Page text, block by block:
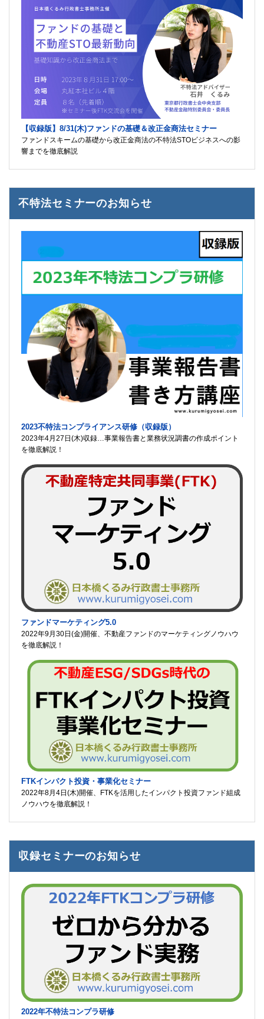
【収録版】8/31(木)ファンドの基礎＆改正金商法セミナー
ファンドスキームの基礎から改正金商法の不特法STOビジネスへの影
響までを徹底解説
不特法セミナーのお知らせ
2023不特法コンプライアンス研修（収録版）
2023年4月27日(木)収録…事業報告書と業務状況調書の作成ポイント
を徹底解説！
ファンドマーケティング5.0
2022年9月30日(金)開催、不動産ファンドのマーケティングノウハウ
を徹底解説！
FTKインパクト投資・事業化セミナー
2022年8月4日(木)開催、FTKを活用したインパクト投資ファンド組成
ノウハウを徹底解説！
収録セミナーのお知らせ
2022年不特法コンプラ研修